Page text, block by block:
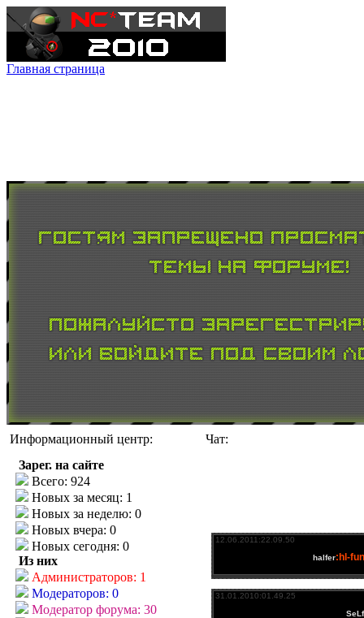
Главная страница
Информационный центр:
Чат:
Зарег. на сайте
Всего: 924
Новых за месяц: 1
Новых за неделю: 0
Новых вчера: 0
Новых сегодня: 0
Из них
Администраторов: 1
Модераторов: 0
Модератор форума: 30